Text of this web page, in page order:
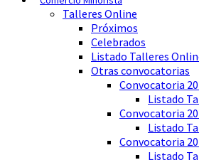
Talleres Online
Próximos
Celebrados
Listado Talleres
Otras convocatorias
Convocatoria
Listado
Convocatoria
Listado
Convocatoria
Listado